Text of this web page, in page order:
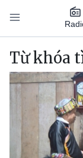
Nhảy đến nội dung
Main
Từ khóa